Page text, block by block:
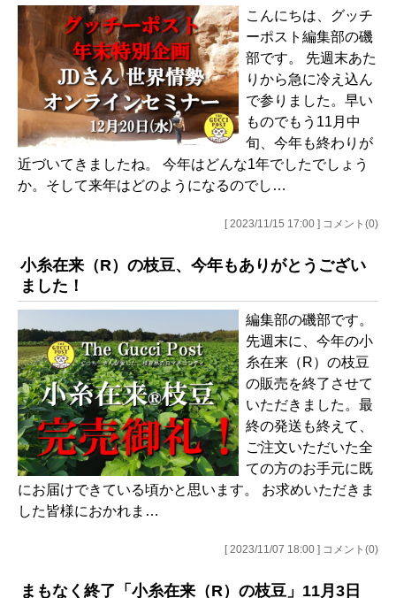
こんにちは、グッチ
ーポスト編集部の磯
部です。 先週末あた
りから急に冷え込ん
で参りました。早い
ものでもう11月中
旬、今年も終わりが
近づいてきましたね。 今年はどんな1年でしたでしょう
か。そして来年はどのようになるのでし…
[ 2023/11/15 17:00 ] コメント(0)
小糸在来（R）の枝豆、今年もありがとうござい
ました！
編集部の磯部です。
先週末に、今年の小
糸在来（R）の枝豆
の販売を終了させて
いただきました。最
終の発送も終えて、
ご注文いただいた全
ての方のお手元に既
にお届けできている頃かと思います。 お求めいただきま
した皆様におかれま…
[ 2023/11/07 18:00 ] コメント(0)
まもなく終了「小糸在来（R）の枝豆」11月3日